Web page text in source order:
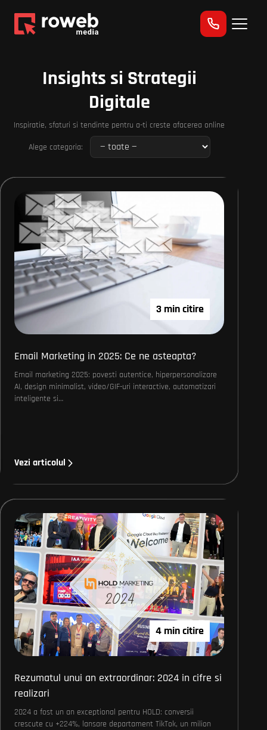
Insights si Strategii
Digitale
Inspiratie, sfaturi si tendinte pentru a-ti creste afacerea online
Alege categoria:
3 min citire
Email Marketing in 2025: Ce ne asteapta?
Email marketing 2025: povesti autentice, hiperpersonalizare
AI, design minimalist, video/GIF-uri interactive, automatizari
inteligente si…
Vezi articolul
4 min citire
Rezumatul unui an extraordinar: 2024 in cifre si
realizari
2024 a fost un an exceptional pentru HOLD: conversii
crescute cu +224%, lansare departament TikTok, un milion